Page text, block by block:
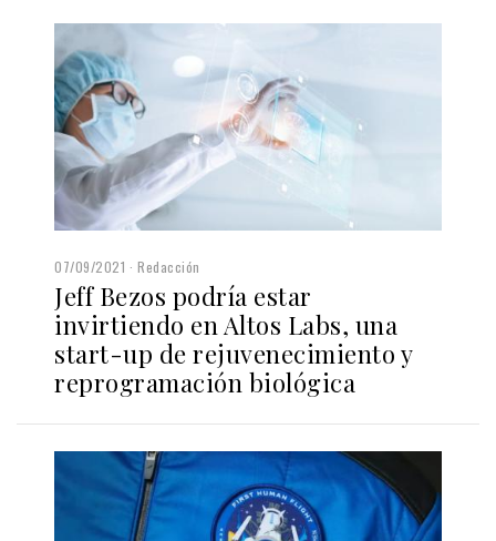
07/09/2021 Redacción
Jeff Bezos podría estar
invirtiendo en Altos Labs, una
start-up de rejuvenecimiento y
reprogramación biológica